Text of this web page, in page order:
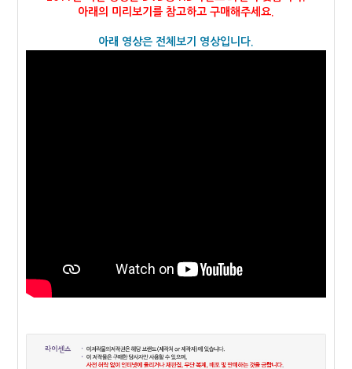
아래의 미리보기를 참고하고 구매해주세요.
아래 영상은 전체보기 영상입니다.